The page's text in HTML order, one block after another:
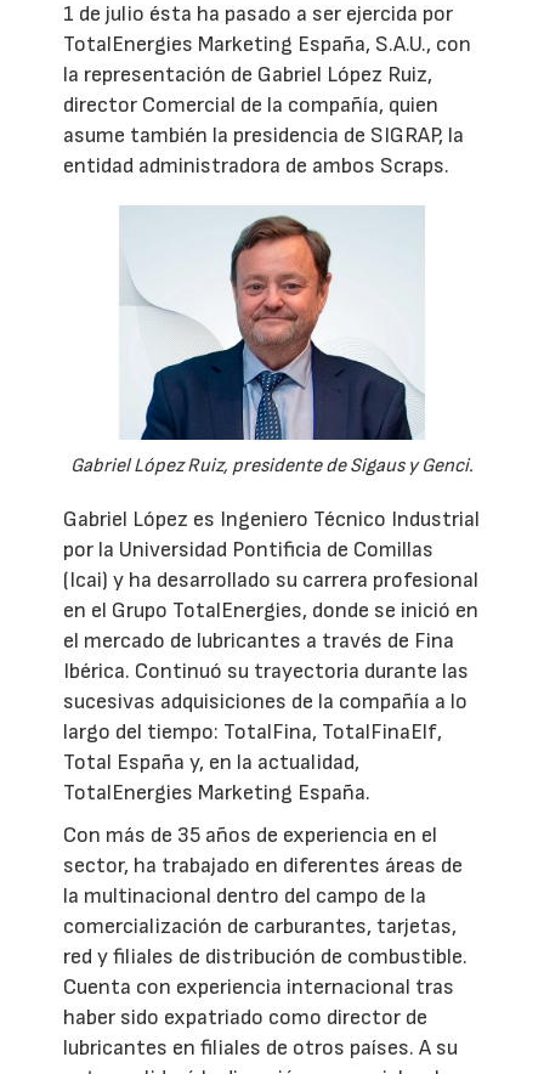
1 de julio ésta ha pasado a ser ejercida por
TotalEnergies Marketing España, S.A.U., con
la representación de Gabriel López Ruiz,
director Comercial de la compañía, quien
asume también la presidencia de SIGRAP, la
entidad administradora de ambos Scraps.
Gabriel López Ruiz, presidente de Sigaus y Genci.
Gabriel López es Ingeniero Técnico Industrial
por la Universidad Pontificia de Comillas
(Icai) y ha desarrollado su carrera profesional
en el Grupo TotalEnergies, donde se inició en
el mercado de lubricantes a través de Fina
Ibérica. Continuó su trayectoria durante las
sucesivas adquisiciones de la compañía a lo
largo del tiempo: TotalFina, TotalFinaElf,
Total España y, en la actualidad,
TotalEnergies Marketing España.
Con más de 35 años de experiencia en el
sector, ha trabajado en diferentes áreas de
la multinacional dentro del campo de la
comercialización de carburantes, tarjetas,
red y filiales de distribución de combustible.
Cuenta con experiencia internacional tras
haber sido expatriado como director de
lubricantes en filiales de otros países. A su